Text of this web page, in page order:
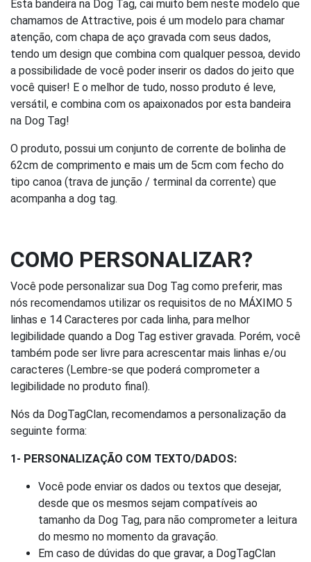
Esta bandeira na Dog Tag, cai muito bem neste modelo que
chamamos de Attractive, pois é um modelo para chamar
atenção, com chapa de aço gravada com seus dados,
tendo um design que combina com qualquer pessoa, devido
a possibilidade de você poder inserir os dados do jeito que
você quiser! E o melhor de tudo, nosso produto é leve,
versátil, e combina com os apaixonados por esta bandeira
na Dog Tag!
O produto, possui um conjunto de corrente de bolinha de
62cm de comprimento e mais um de 5cm com fecho do
tipo canoa (trava de junção / terminal da corrente) que
acompanha a dog tag.
COMO PERSONALIZAR?
Você pode personalizar sua Dog Tag como preferir, mas
nós recomendamos utilizar os requisitos de no MÁXIMO 5
linhas e 14 Caracteres por cada linha, para melhor
legibilidade quando a Dog Tag estiver gravada. Porém, você
também pode ser livre para acrescentar mais linhas e/ou
caracteres (Lembre-se que poderá comprometer a
legibilidade no produto final).
Nós da DogTagClan, recomendamos a personalização da
seguinte forma:
1- PERSONALIZAÇÃO COM TEXTO/DADOS:
Você pode enviar os dados ou textos que desejar,
desde que os mesmos sejam compatíveis ao
tamanho da Dog Tag, para não comprometer a leitura
do mesmo no momento da gravação.
Em caso de dúvidas do que gravar, a DogTagClan